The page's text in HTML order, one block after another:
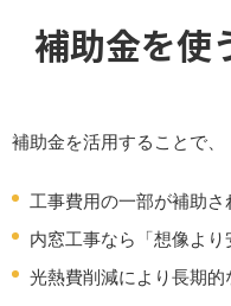
補助金を使
補助金を活用することで、
工事費用の一部が補助さ
内窓工事なら「想像よ
光熱費削減により長期